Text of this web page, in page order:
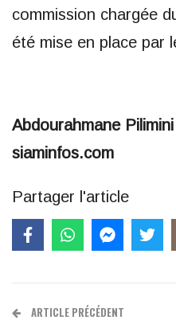
commission chargée
été mise en place par
Abdourahmane
siaminfos.com
Partager l'article
ARTICLE PRÉCÉDENT